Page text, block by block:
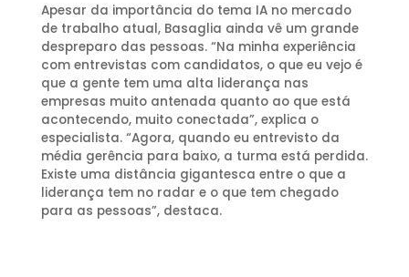
Apesar da importância do tema IA no mercado
de trabalho atual, Basaglia ainda vê um grande
despreparo das pessoas. “Na minha experiência
com entrevistas com candidatos, o que eu vejo é
que a gente tem uma alta liderança nas
empresas muito antenada quanto ao que está
acontecendo, muito conectada”, explica o
especialista. “Agora, quando eu entrevisto da
média gerência para baixo, a turma está perdida.
Existe uma distância gigantesca entre o que a
liderança tem no radar e o que tem chegado
para as pessoas”, destaca.